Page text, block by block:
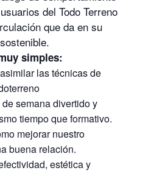
del Todo Terreno
que da en su
simples:
las técnicas de
semana divertido y
tiempo que formativo.
mejorar nuestro
buena relación.
estética y